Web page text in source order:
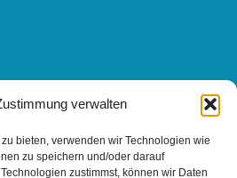
verwalten
bieten, verwenden wir Technologien wie
zu speichern und/oder darauf
zustimmst, können wir Daten